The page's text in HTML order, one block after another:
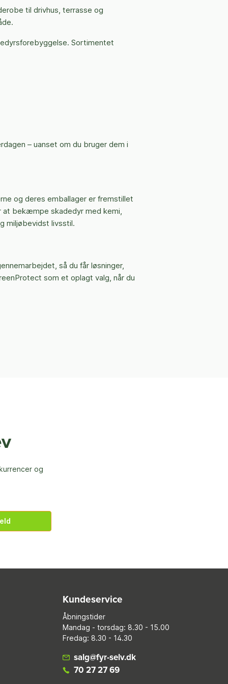
til drivhus, terrasse og
Sortimentet
– uanset om du bruger dem i
og deres emballager er fremstillet
at bekæmpe skadedyr med kemi,
miljøbevidst livsstil.
så du får løsninger,
som et oplagt valg, når du
og
Kundeservice
Åbningstider
Mandag - torsdag: 8.30 - 15.00
Fredag: 8.30 - 14.30
salg@fyr-selv.dk
70 27 27 69